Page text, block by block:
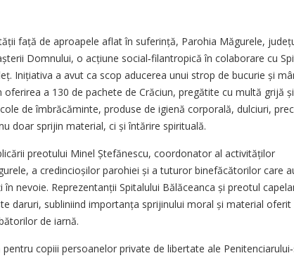
față de aproapele aflat în suferință, Parohia Măgurele,
Domnului, o acțiune social‑filantropică în colaborare cu
Inițiativa a avut ca scop aducerea unui strop de bucurie și
a 130 de pachete de Crăciun, pregătite cu multă grijă și
de îmbrăcăminte, produse de igienă corporală, dulciuri,
doar sprijin material, ci și întărire spirituală.
preotului Minel Ștefănescu, coordonator al activităților
a credincioșilor parohiei și a tuturor binefăcătorilor care
nevoie. Reprezentanții Spitalului Bălăceanca și preotul
daruri, subliniind importanța sprijinului moral și material oferit
de iarnă.
copiii persoanelor private de libertate ale